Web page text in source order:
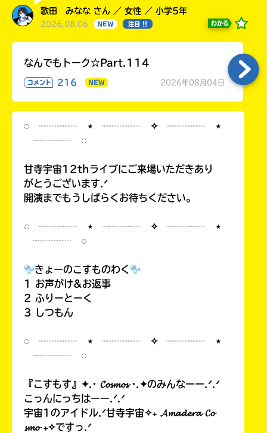
歌田 みなな さん ／ 女性 ／ 小学5年
2026.08.06 NEW 注目 !! わかる
なんでもトーク☆Part.114
コメント 216 NEW 2026年08月04日
◌ ┈┈┈┈ ⋆ ┈┈┈┈ ✧ ┈┈┈┈ ⋆
┈┈┈┈ ◌
甘寺宇宙12thライブにご来場いただきあり
がとうございます.ᐟ
開演までもうしばらくお待ちください。
◌ ┈┈┈┈ ⋆ ┈┈┈┈ ✧ ┈┈┈┈ ⋆
┈┈┈┈ ◌
きょーのこすものわく
1 お声がけ&お返事
2 ふりーとーく
3 しつもん
◌ ┈┈┈┈ ⋆ ┈┈┈┈ ✧ ┈┈┈┈ ⋆
┈┈┈┈ ◌
『こすもす』✦.· 𝓒𝓸𝓼𝓶𝓸𝓼 ·.✦のみんなーー.ᐟ.ᐟ
こっんにっちはーー.ᐟ.ᐟ
宇宙1のアイドル.ᐟ甘寺宇宙✧₊ 𝓐𝓶𝓪𝓭𝓮𝓻𝓪 𝓒𝓸
𝓼𝓶𝓸 ₊✧ですっ.ᐟ